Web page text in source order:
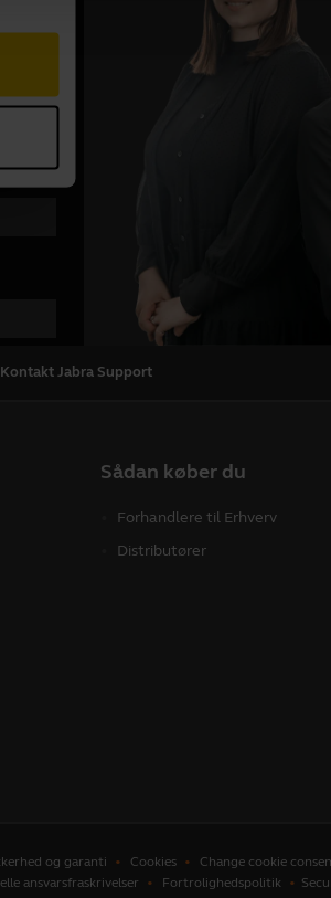
Kontakt Jabra Support
Sådan køber du
Forhandlere til Erhverv
Distributører
og garanti Cookies Change cookie
ansvarsfraskrivelser
Fortrolighedspolitik